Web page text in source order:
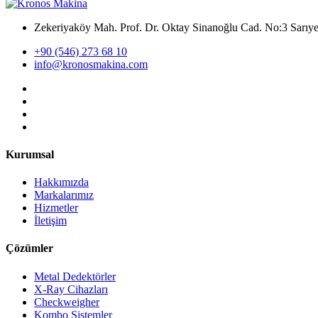
Zekeriyaköy Mah. Prof. Dr. Oktay Sinanoğlu Cad. No:3
+90 (546) 273 68 10
info@kronosmakina.com
Kurumsal
Hakkımızda
Markalarımız
Hizmetler
İletişim
Çözümler
Metal Dedektörler
X-Ray Cihazları
Checkweigher
Kombo Sistemler